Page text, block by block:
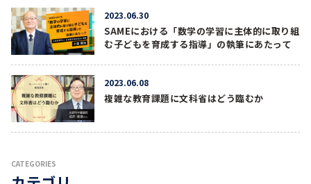
2023.06.30
SAMEにおける「数学の学習に主体的に取り組
む子どもを育成する指導」の執筆にあたって
2023.06.08
複雑な教育課題に文科省はどう臨むか
CATEGORIES